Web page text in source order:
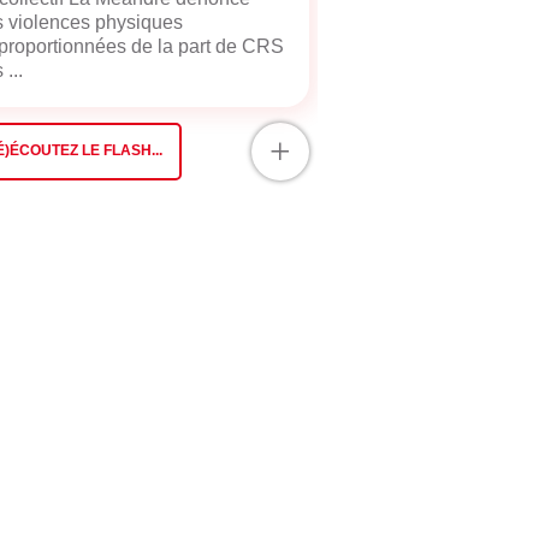
violences physiques
de la part de CRS
...
LE FLASH... +